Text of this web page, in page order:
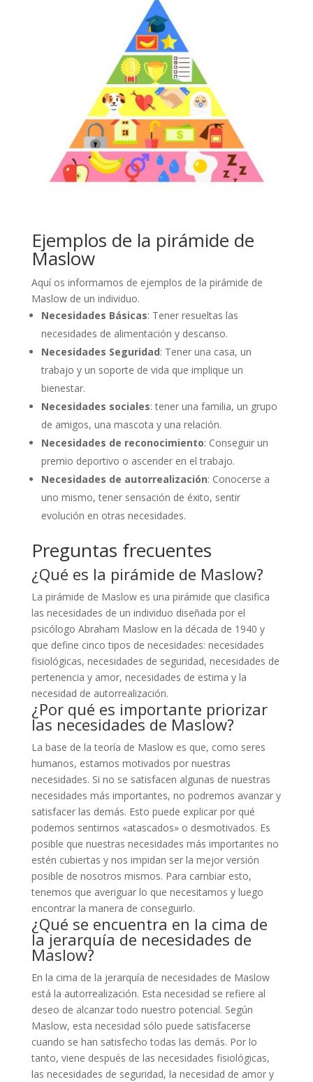
Ejemplos de la pirámide de
Maslow
Aquí os informamos de ejemplos de la pirámide de
Maslow de un individuo.
Necesidades Básicas: Tener resueltas las
necesidades de alimentación y descanso.
Necesidades Seguridad: Tener una casa, un
trabajo y un soporte de vida que implique un
bienestar.
Necesidades sociales: tener una familia, un grupo
de amigos, una mascota y una relación.
Necesidades de reconocimiento: Conseguir un
premio deportivo o ascender en el trabajo.
Necesidades de autorrealización: Conocerse a
uno mismo, tener sensación de éxito, sentir
evolución en otras necesidades.
Preguntas frecuentes
¿Qué es la pirámide de Maslow?
La pirámide de Maslow es una pirámide que clasifica
las necesidades de un individuo diseñada por el
psicólogo Abraham Maslow en la década de 1940 y
que define cinco tipos de necesidades: necesidades
fisiológicas, necesidades de seguridad, necesidades de
pertenencia y amor, necesidades de estima y la
necesidad de autorrealización.
¿Por qué es importante priorizar
las necesidades de Maslow?
La base de la teoría de Maslow es que, como seres
humanos, estamos motivados por nuestras
necesidades. Si no se satisfacen algunas de nuestras
necesidades más importantes, no podremos avanzar y
satisfacer las demás. Esto puede explicar por qué
podemos sentirnos «atascados» o desmotivados. Es
posible que nuestras necesidades más importantes no
estén cubiertas y nos impidan ser la mejor versión
posible de nosotros mismos. Para cambiar esto,
tenemos que averiguar lo que necesitamos y luego
encontrar la manera de conseguirlo.
¿Qué se encuentra en la cima de
la jerarquía de necesidades de
Maslow?
En la cima de la jerarquía de necesidades de Maslow
está la autorrealización. Esta necesidad se refiere al
deseo de alcanzar todo nuestro potencial. Según
Maslow, esta necesidad sólo puede satisfacerse
cuando se han satisfecho todas las demás. Por lo
tanto, viene después de las necesidades fisiológicas,
las necesidades de seguridad, la necesidad de amor y